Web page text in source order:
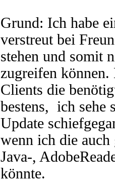
Grund: Ich habe
verstreut bei
stehen und somit
zugreifen
Clients die
bestens, ich sehe
Update
wenn ich die
Java-,
könnte.